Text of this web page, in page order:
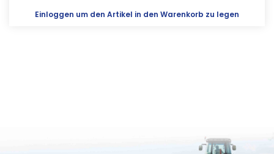
Einloggen um den Artikel in den Warenkorb zu legen